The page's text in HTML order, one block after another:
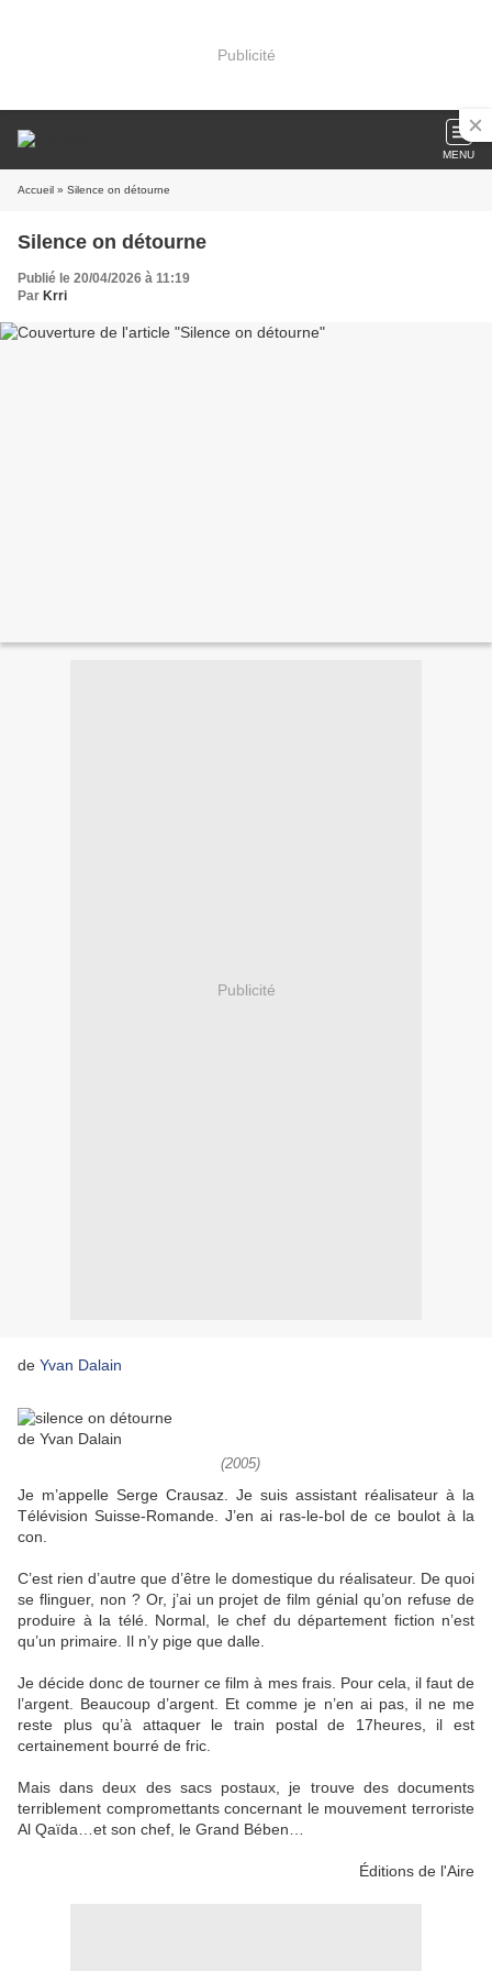
Publicité
MENU
Accueil » Silence on détourne
Silence on détourne
Publié le 20/04/2026 à 11:19
Par Krri
Publicité
de Yvan Dalain
(2005)
Je m’appelle Serge Crausaz. Je suis assistant réalisateur à la
Télévision Suisse-Romande. J’en ai ras-le-bol de ce boulot à la
con.
C’est rien d’autre que d’être le domestique du réalisateur. De quoi
se flinguer, non ? Or, j’ai un projet de film génial qu’on refuse de
produire à la télé. Normal, le chef du département fiction n’est
qu’un primaire. Il n’y pige que dalle.
Je décide donc de tourner ce film à mes frais. Pour cela, il faut de
l’argent. Beaucoup d’argent. Et comme je n’en ai pas, il ne me
reste plus qu’à attaquer le train postal de 17heures, il est
certainement bourré de fric.
Mais dans deux des sacs postaux, je trouve des documents
terriblement compromettants concernant le mouvement terroriste
Al Qaïda…et son chef, le Grand Bében…
Éditions de l'Aire